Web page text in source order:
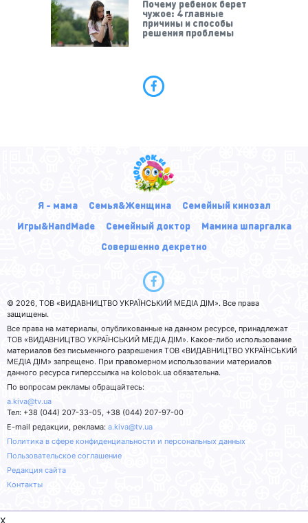
Почему ребенок берет
чужое: 4 главные
причины и способы
решения проблемы
Я - мама Семья&Женщина
Семейный кинозал
Игры&HandMade
Семейный доктор
Мамина шпаргалка
Совершенно декретно
© 2026, ТОВ «ВИДАВНИЦТВО УКРАЇНСЬКИЙ МЕДІА ДІМ». Все права
защищены.
Все права на материалы, опубликованные на данном ресурсе, принадлежат
ТОВ «ВИДАВНИЦТВО УКРАЇНСЬКИЙ МЕДІА ДІМ». Какое-либо использование
материалов без письменного разрешения ТОВ «ВИДАВНИЦТВО УКРАЇНСЬКИЙ
МЕДІА ДІМ» запрещено. При правомерном использовании материалов
данного ресурса гиперссылка на kolobok.ua обязательна.
По вопросам рекламы обращайтесь:
a.kiva@tv.ua
Тел: +38 (044) 207-33-05, +38 (044) 207-97-00
E-mail редакции, реклама: a.kiva@tv.ua
Политика в сфере конфиденциальности и персональных данных
Пользовательское соглашение
Редакция сайта
Контакты
x